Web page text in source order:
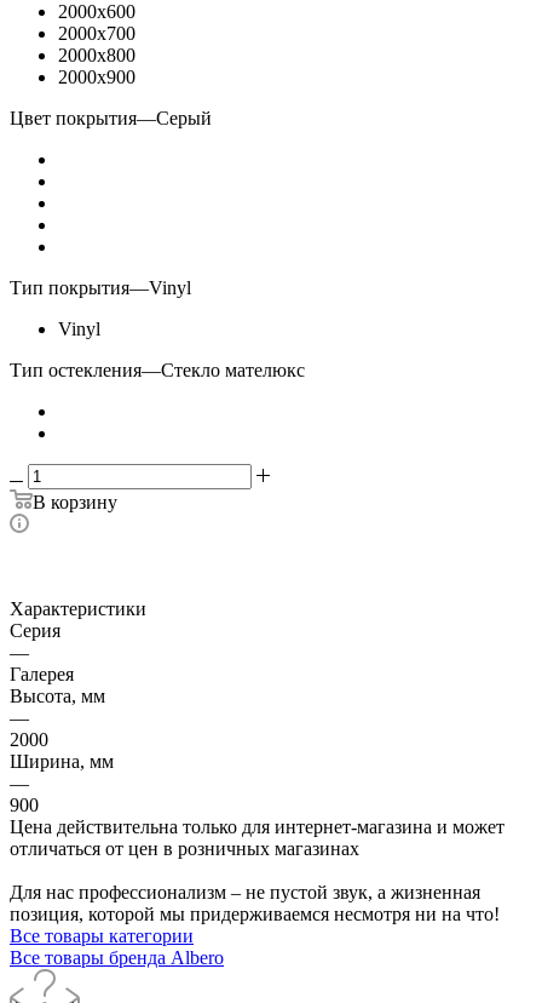
2000x600
2000x700
2000x800
2000x900
Цвет покрытия—Серый
Тип покрытия—Vinyl
Vinyl
Тип остекления—Стекло мателюкс
В корзину
Характеристики
Серия
—
Галерея
Высота, мм
—
2000
Ширина, мм
—
900
Цена действительна только для интернет-магазина и может
отличаться от цен в розничных магазинах
Для нас профессионализм – не пустой звук, а жизненная
позиция, которой мы придерживаемся несмотря ни на что!
Все товары категории
Все товары бренда Albero